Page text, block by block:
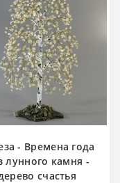
- Времена года
лунного камня -
счастья